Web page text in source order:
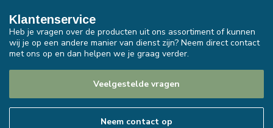
Klantenservice
Heb je vragen over de producten uit ons assortiment of kunnen
wij je op een andere manier van dienst zijn? Neem direct contact
met ons op en dan helpen we je graag verder.
Veelgestelde vragen
Neem contact op